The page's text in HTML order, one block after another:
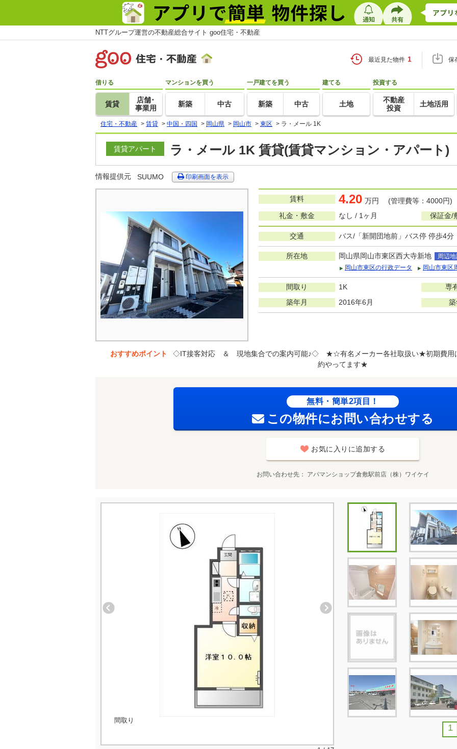
NTTグループ運営の不動産総合サイト goo住宅・不動産
最近見た物件 1 保
借りる
賃貸
店舗･
事業用
マンションを買う
新築 中古
一戸建てを買う
新築 中古
建てる
土地
投資する
不動産
投資
土地活用
住宅・不動産 > 賃貸 > 中国・四国 > 岡山県 > 岡山市 > 東区 > ラ・メール 1K
賃貸アパート ラ・メール 1K 賃貸(賃貸マンション・アパート)
情報提供元 SUUMO 印刷画面を表示
賃料 4.20 万円 (管理費等：4000円)
礼金・敷金
なし / 1ヶ月 保証金/
交通 バス/「新開団地前」バス停 停歩4分
所在地 岡山県岡山市東区西大寺新地
周辺地
岡山市東区の行政データ
岡山市東区
間取り 1K 専
築年月 2016年6月
おすすめポイント
◇IT接客対応 ＆ 現地集合での案内可能♪◇ ★☆有名メーカー各社取扱い★初期費用
約やってます★
無料・簡単2項目！
この物件にお問い合わせする
お気に入りに追加する
お問い合わせ先 アパマンショップ倉敷駅前店（株）ワイケイ
間取り
1